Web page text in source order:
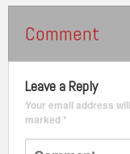
Comment
Leave a Reply
Your email address
marked*